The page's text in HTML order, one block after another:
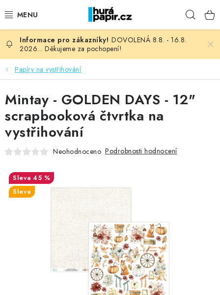
na
NOVINKY
HURÁ DÍLNA
VŠECHNO ZBOŽÍ
KNIHAŘSKÝ MATERIÁL
OBLÍBENÉ ♥️
FOTORECENZE
MOJE OBJEDNÁVKA
Kontakty Moje objednávka
Oblíbené ♥️
Obchodní podmínky
DOVOLENÁ 8.8. - 16.8.
2026... Děkujeme za pochopení!
Papíry na vystřihování
Mintay - GOLDEN DAYS - 12"
scrapbooková čtvrtka na
vystřihování
Neohodnoceno Podrobnosti hodnocení
45 %
Sleva